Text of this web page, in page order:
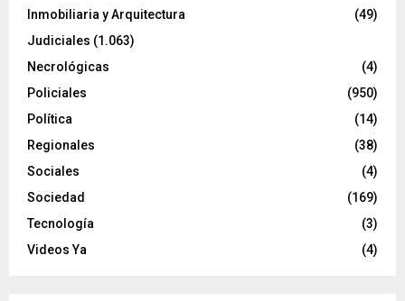
Inmobiliaria y Arquitectura
(49)
Judiciales (1.063)
Necrológicas
(4)
Policiales
(950)
Política
(14)
Regionales
(38)
Sociales
(4)
Sociedad
(169)
Tecnología
(3)
Videos Ya
(4)